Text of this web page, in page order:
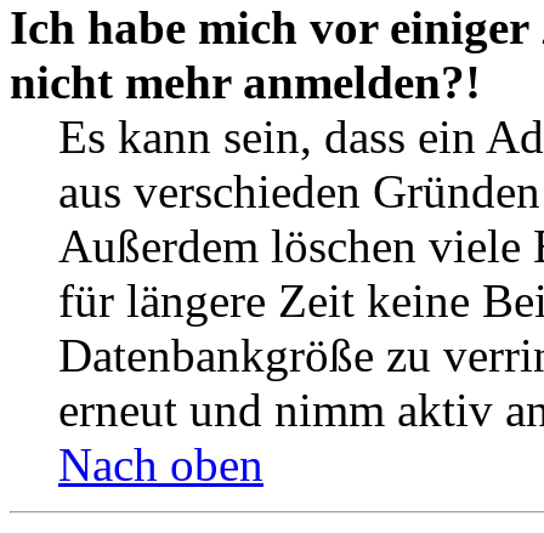
Ich habe mich vor
nicht mehr anmelden?!
Es kann sein, dass ein
aus verschieden
Außerdem löschen viele
für längere Zeit keine
Datenbankgröße zu
erneut und nimm aktiv
Nach oben